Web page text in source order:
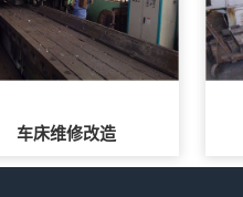
车床维修改造